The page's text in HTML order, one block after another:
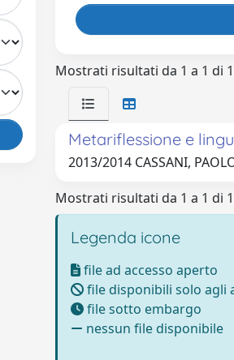
Mostrati risultati da 1 a 1 di 1
Metariflessione e
2013/2014 CASSANI,
Mostrati risultati da 1 a 1 di 1
Legenda icone
file ad accesso aperto
file disponibili solo agli
file sotto embargo
nessun file disponibile